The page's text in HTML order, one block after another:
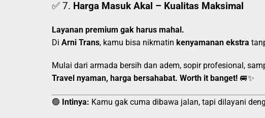
✅ 7. Harga Masuk Akal – Kualitas Maksimal
Layanan premium gak harus mahal.
Di Arni Trans, kamu bisa nikmatin kenyamanan ekstra
Mulai dari armada bersih dan adem, sopir profesional,
Travel nyaman, harga bersahabat. Worth it banget! 🚐✨
🟢 Intinya: Kamu gak cuma dibawa jalan, tapi dilayani